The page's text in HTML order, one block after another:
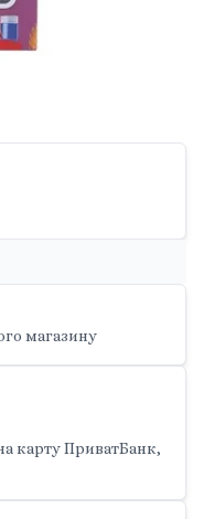
магазину
карту ПриватБанк,